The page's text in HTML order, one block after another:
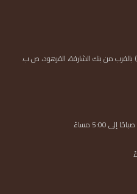
مبنى ليبرتي (الطابق M - مكتب رقم M4) بالقرب من بنك الشارقة، القرهود، ص.ب.